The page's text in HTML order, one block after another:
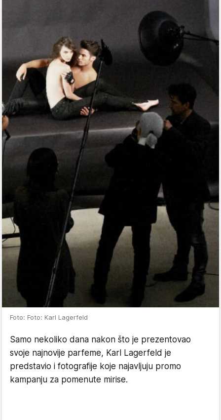
Foto: Foto: Karl Lagerfeld
Samo nekoliko dana nakon što je prezentovao
svoje najnovije parfeme, Karl Lagerfeld je
predstavio i fotografije koje najavljuju promo
kampanju za pomenute mirise.